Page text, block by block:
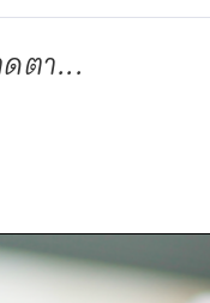
ตา...